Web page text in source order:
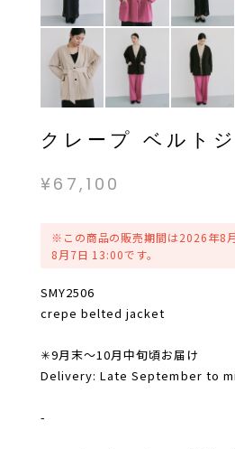
クレープ ベルト
¥67,100
※この商品の販売期間は2026年8
8月7日 13:00です。
SMY2506
crepe belted jacket
✳︎9月末〜10月中旬頃お届け
Delivery: Late September to
-